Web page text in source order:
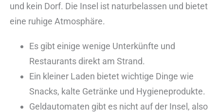
und kein Dorf. Die Insel ist naturbelassen und bietet
eine ruhige Atmosphäre.
Es gibt einige wenige Unterkünfte und
Restaurants direkt am Strand.
Ein kleiner Laden bietet wichtige Dinge wie
Snacks, kalte Getränke und Hygieneprodukte.
Geldautomaten gibt es nicht auf der Insel, also